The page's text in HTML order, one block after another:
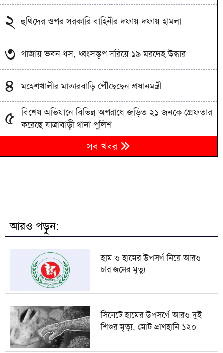
২ হুথিদের ওপর সরকারি বাহিনীর দফায় দফায় হামলা
৩ গাজায় ভবন ধস, ধ্বংসস্তূপ সরিয়ে ১৯ মরদেহ উদ্ধার
৪ মহেশখালীর মাতারবাড়ি পৌঁছেছেন প্রধানমন্ত্রী
৫ বিশেষ অভিযানে বিভিন্ন অপরাধে জড়িত ২১ জনকে গ্রেফতার
করেছে যাত্রাবাড়ী থানা পুলিশ
হরমুজ খুলতে যুক্তরাষ্ট্রকে যেসব শর্ত দিল ইরান
৯ সবে মিলে করি লুট
সাত বছরে নির্যাতনের শিকার হয়ে দেশে ফিরেছেন ৭০
হাজার নারী কর্মী
সব খবর
আরও পড়ুন:
হাম ও হামের উপসর্গ নিয়ে আরও
চার জনের মৃত্যু
সিলেটে হামের উপসর্গে আরও দুই
শিশুর মৃত্যু, মোট প্রাণহানি ১২০